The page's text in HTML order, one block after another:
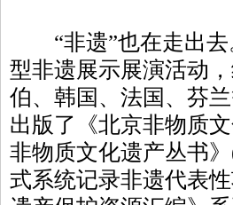
“非遗”也在走出去
型非遗展示展演活动
伯、韩国、法国、芬
出版了《北京非物质
非物质文化遗产丛书
式系统记录非遗代表